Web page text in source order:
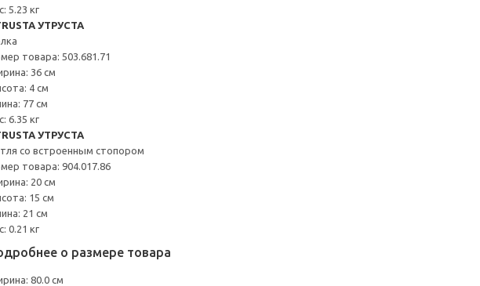
5.23 кг
УТРУСТА
товара: 503.681.71
36 см
4 см
77 см
6.35 кг
УТРУСТА
со встроенным стопором
товара: 904.017.86
20 см
15 см
21 см
0.21 кг
о размере товара
80.0 см